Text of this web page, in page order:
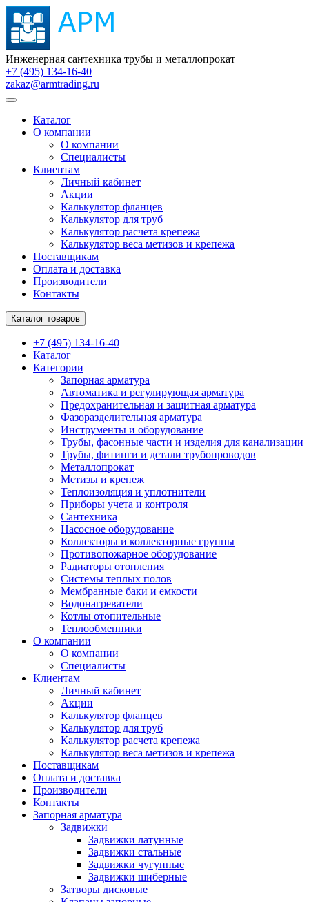
Инженерная сантехника трубы и металлопрокат
+7 (495) 134-16-40
zakaz@armtrading.ru
Каталог
О компании
О компании
Специалисты
Клиентам
Личный кабинет
Акции
Калькулятор фланцев
Калькулятор для труб
Калькулятор расчета крепежа
Калькулятор веса метизов и крепежа
Поставщикам
Оплата и доставка
Производители
Контакты
Каталог товаров
+7 (495) 134-16-40
Каталог
Категории
Запорная арматура
Автоматика и регулирующая арматура
Предохранительная и защитная арматура
Фазоразделительная арматура
Инструменты и оборудование
Трубы, фасонные части и изделия для канализации
Трубы, фитинги и детали трубопроводов
Металлопрокат
Метизы и крепеж
Теплоизоляция и уплотнители
Приборы учета и контроля
Сантехника
Насосное оборудование
Коллекторы и коллекторные группы
Противопожарное оборудование
Радиаторы отопления
Системы теплых полов
Мембранные баки и емкости
Водонагреватели
Котлы отопительные
Теплообменники
О компании
О компании
Специалисты
Клиентам
Личный кабинет
Акции
Калькулятор фланцев
Калькулятор для труб
Калькулятор расчета крепежа
Калькулятор веса метизов и крепежа
Поставщикам
Оплата и доставка
Производители
Контакты
Запорная арматура
Задвижки
Задвижки латунные
Задвижки стальные
Задвижки чугунные
Задвижки шиберные
Затворы дисковые